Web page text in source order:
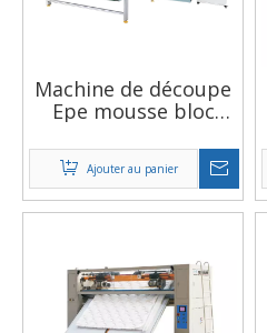
Machine de découpe
Epe mousse bloc
de découpe vente
chaude
Ajouter au panier